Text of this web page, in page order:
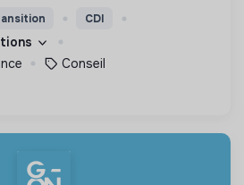
CDI
Conseil